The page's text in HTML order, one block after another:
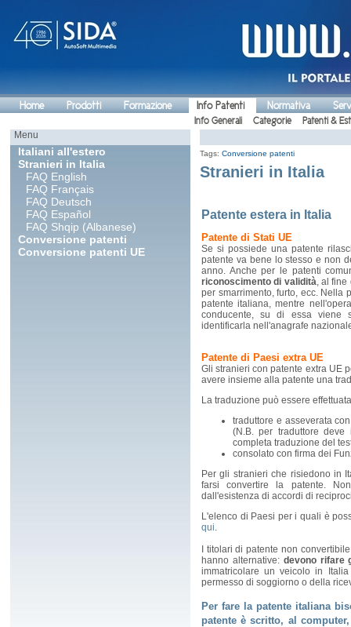
Home Prodotti Formazione Info Patenti Normativa
Info Generali Categorie
Patenti &
Menu
Italiani all'estero
Stranieri in Italia
FAQ English
FAQ Français
FAQ Deutsch
FAQ Español
FAQ Shqip (Albanese)
Conversione patenti
Conversione patenti UE
Tags: Conversione patenti
Stranieri in Italia
Patente estera in Italia
Patente di Stati UE
Se si possiede una patente
patente va bene lo stesso e non
anno. Anche per le patenti
riconoscimento di validità, al fine
per smarrimento, furto, ecc. Nella
patente italiana, mentre
conducente, su di essa viene
identificarla nell'anagrafe
Patente di Paesi extra UE
Gli stranieri con patente extra UE
avere insieme alla patente una
La traduzione può essere
traduttore e asseverata
(N.B. per traduttore
completa traduzione del
consolato con firma dei
Per gli stranieri che risiedono in
farsi convertire la patente.
dall'esistenza di accordi di
L'elenco di Paesi per i quali è
qui.
I titolari di patente non
hanno alternative: devono rifare
immatricolare un veicolo in
permesso di soggiorno o della
Per fare la patente italiana
patente è scritto, al